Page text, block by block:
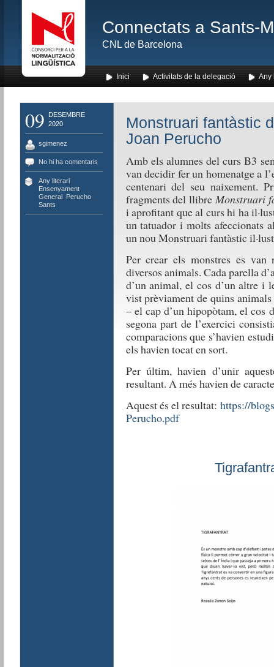
Connectats a Sants-
CNL de Barcelona
Inici Activitats de la delegació Any
09
DESEMBRE
2020
sgimenez
No hi ha comentaris
Any literari,
Ensenyament,
General, Perucho,
Sants
Monstruari fantàstic
Joan Perucho
Amb els alumnes del curs B3
van decidir fer un homenatge a
centenari del seu naixement.
fragments del llibre Monstruari
i aprofitant que al curs hi ha
un tatuador i molts afeccionats
un nou Monstruari fantàstic
Per crear els monstres es van
diversos animals. Cada parella
d’un animal, el cos d’un altre i
vist prèviament de quins
– el cap d’un hipopòtam, el cos
segona part de l’exercici
comparacions que s’havien
els havien tocat en sort.
Per últim, havien d’unir
resultant. A més havien de
Aquest és el resultat: https://
Perucho.pdf